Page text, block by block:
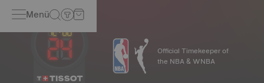
Menü
Official Timekeeper of
the NBA & WNBA